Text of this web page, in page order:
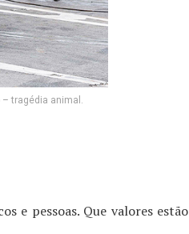
tragédia animal.
e pessoas. Que valores estão